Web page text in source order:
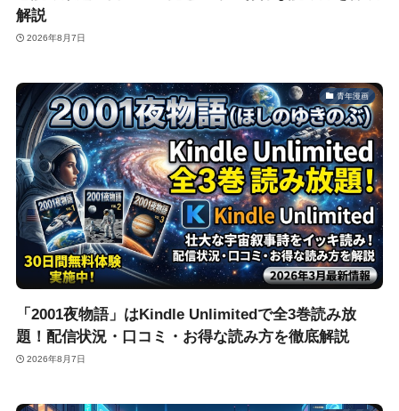
解説
2026年8月7日
青年漫画
「2001夜物語」はKindle Unlimitedで全3巻読み放
題！配信状況・口コミ・お得な読み方を徹底解説
2026年8月7日